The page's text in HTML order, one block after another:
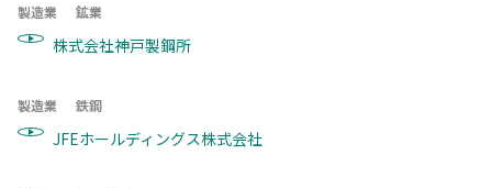
製造業 鉱業
株式会社神戸製鋼所
製造業 鉄鋼
JFEホールディングス株式会社